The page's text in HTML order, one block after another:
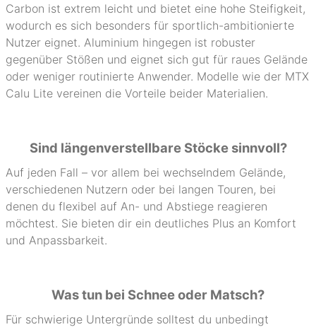
Carbon ist extrem leicht und bietet eine hohe Steifigkeit,
wodurch es sich besonders für sportlich-ambitionierte
Nutzer eignet. Aluminium hingegen ist robuster
gegenüber Stößen und eignet sich gut für raues Gelände
oder weniger routinierte Anwender. Modelle wie der MTX
Calu Lite vereinen die Vorteile beider Materialien.
Sind längenverstellbare Stöcke sinnvoll?
Auf jeden Fall – vor allem bei wechselndem Gelände,
verschiedenen Nutzern oder bei langen Touren, bei
denen du flexibel auf An- und Abstiege reagieren
möchtest. Sie bieten dir ein deutliches Plus an Komfort
und Anpassbarkeit.
Was tun bei Schnee oder Matsch?
Für schwierige Untergründe solltest du unbedingt